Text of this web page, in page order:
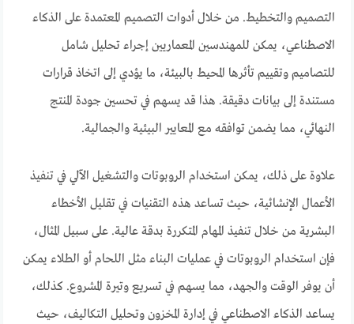
التصميم والتخطيط. من خلال أدوات التصميم المعتمدة على الذكاء
الاصطناعي، يمكن للمهندسين المعماريين إجراء تحليل شامل
للتصاميم وتقييم تأثرها المحيط بالبيئة، ما يؤدي إلى اتخاذ قرارات
مستندة إلى بيانات دقيقة. هذا قد يسهم في تحسين جودة المنتج
النهائي، مما يضمن توافقه مع المعايير البيئية والجمالية.
علاوة على ذلك، يمكن استخدام الروبوتات والتشغيل الآلي في تنفيذ
الأعمال الإنشائية، حيث تساعد هذه التقنيات في تقليل الأخطاء
البشرية من خلال تنفيذ المهام المتكررة بدقة عالية. على سبيل المثال،
فإن استخدام الروبوتات في عمليات البناء مثل اللحام أو الطلاء يمكن
أن يوفر الوقت والجهد، مما يسهم في تسريع وتيرة المشروع. كذلك،
يساعد الذكاء الاصطناعي في إدارة المخزون وتحليل التكاليف، حيث